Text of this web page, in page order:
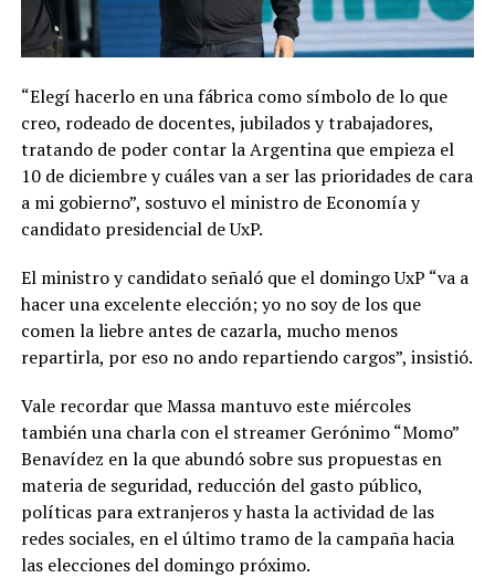
“Elegí hacerlo en una fábrica como símbolo de lo que
creo, rodeado de docentes, jubilados y trabajadores,
tratando de poder contar la Argentina que empieza el
10 de diciembre y cuáles van a ser las prioridades de cara
a mi gobierno”, sostuvo el ministro de Economía y
candidato presidencial de UxP.
El ministro y candidato señaló que el domingo UxP “va a
hacer una excelente elección; yo no soy de los que
comen la liebre antes de cazarla, mucho menos
repartirla, por eso no ando repartiendo cargos”, insistió.
Vale recordar que Massa mantuvo este miércoles
también una charla con el streamer Gerónimo “Momo”
Benavídez en la que abundó sobre sus propuestas en
materia de seguridad, reducción del gasto público,
políticas para extranjeros y hasta la actividad de las
redes sociales, en el último tramo de la campaña hacia
las elecciones del domingo próximo.